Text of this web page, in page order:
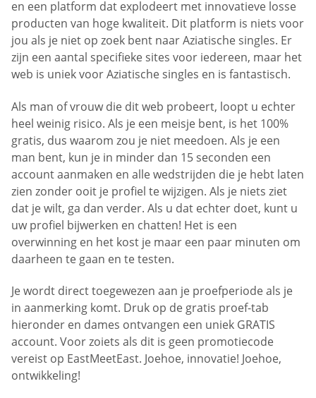
en een platform dat explodeert met innovatieve losse
producten van hoge kwaliteit. Dit platform is niets voor
jou als je niet op zoek bent naar Aziatische singles. Er
zijn een aantal specifieke sites voor iedereen, maar het
web is uniek voor Aziatische singles en is fantastisch.
Als man of vrouw die dit web probeert, loopt u echter
heel weinig risico. Als je een meisje bent, is het 100%
gratis, dus waarom zou je niet meedoen. Als je een
man bent, kun je in minder dan 15 seconden een
account aanmaken en alle wedstrijden die je hebt laten
zien zonder ooit je profiel te wijzigen. Als je niets ziet
dat je wilt, ga dan verder. Als u dat echter doet, kunt u
uw profiel bijwerken en chatten! Het is een
overwinning en het kost je maar een paar minuten om
daarheen te gaan en te testen.
Je wordt direct toegewezen aan je proefperiode als je
in aanmerking komt. Druk op de gratis proef-tab
hieronder en dames ontvangen een uniek GRATIS
account. Voor zoiets als dit is geen promotiecode
vereist op EastMeetEast. Joehoe, innovatie! Joehoe,
ontwikkeling!